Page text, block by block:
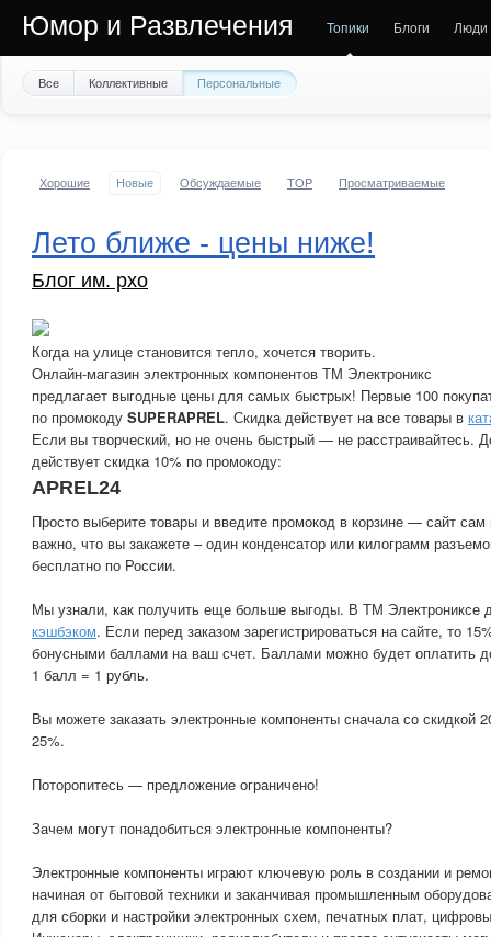
Юмор и Развлечения Топики Блоги Люди
Все Коллективные Персональные
Хорошие Новые Обсуждаемые TOP Просматриваемые
Лето ближе - цены ниже!
Блог им. pxo
Когда на улице становится тепло, хочется творить.
Онлайн-магазин электронных компонентов ТМ Электроникс
предлагает выгодные цены для самых быстрых! Первые 100
по промокоду SUPERAPREL. Скидка действует на все товары в
Если вы творческий, но не очень быстрый — не расстраивайтесь.
действует скидка 10% по промокоду:
APREL24
Просто выберите товары и введите промокод в корзине — сайт сам
важно, что вы закажете – один конденсатор или килограмм
бесплатно по России.
Мы узнали, как получить еще больше выгоды. В ТМ Электрониксе
кэшбэком. Если перед заказом зарегистрироваться на сайте, то
бонусными баллами на ваш счет. Баллами можно будет оплатить
1 балл = 1 рубль.
Вы можете заказать электронные компоненты сначала со скидкой
25%.
Поторопитесь — предложение ограничено!
Зачем могут понадобиться электронные компоненты?
Электронные компоненты играют ключевую роль в создании и
начиная от бытовой техники и заканчивая промышленным
для сборки и настройки электронных схем, печатных плат,